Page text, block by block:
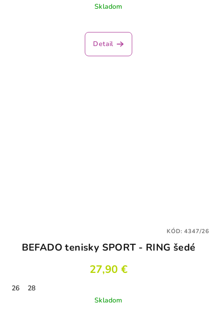
Skladom
Detail
BEFADO tenisky SPORT - RING šedé
27,90 €
26
28
Skladom
KÓD:4347/26